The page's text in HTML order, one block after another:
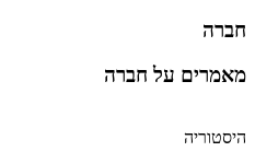
חברה
מאמרים על חברה
היסטוריה